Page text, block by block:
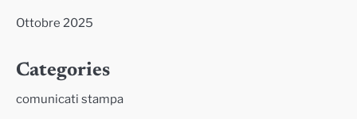
Ottobre 2025
Categories
comunicati stampa